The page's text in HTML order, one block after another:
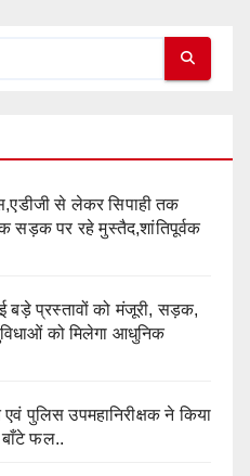
से लेकर सिपाही तक
सड़क पर रहे मुस्तैद,शांतिपूर्वक
बड़े प्रस्तावों को मंजूरी, सड़क,
को मिलेगा आधुनिक
पुलिस उपमहानिरीक्षक ने किया
बाँटे फल..